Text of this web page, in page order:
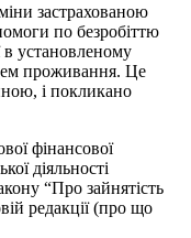
застрахованою
по безробіттю
в установленому
проживання. Це
і покликано
фінансової
діяльності
“Про зайнятість
редакції (про що